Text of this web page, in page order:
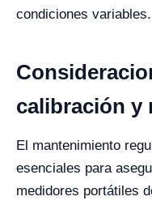
condiciones variables.
calibración y
El mantenimiento
esenciales para
medidores portátiles